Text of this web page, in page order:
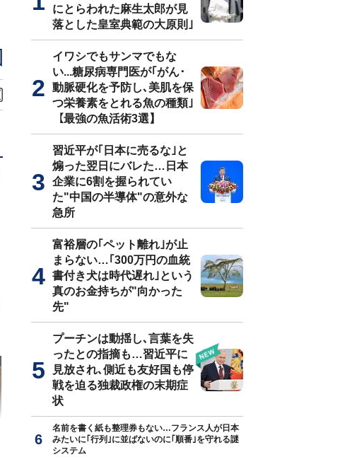
にとらわれた麻生太郎が見
落とした皇室典範の大原則｣
イワシでもサンマでもな
い...糖尿病専門医が｢がん･
動脈硬化を予防し､美肌を保
つ栄養素をとれる魚の種類｣
【最強の魚活術3選】
習近平が｢日本に売るな｣と
煽った翌日にバレた…日本
企業に6割を握られてい
た"中国の半導体"の意外な
急所
富裕層の｢ペット離れ｣が止
まらない…｢300万円の血統
書付き犬は時代遅れ｣という
真のお金持ちが"向かった
先"
プーチンは動揺し､言葉を失
ったとの指摘も…習近平に
見放され､側近も友好国も停
戦を迫る独裁政権の末期症
状
名前を書く紙も整理券もない…フランス人が日本
みたいに｢行列｣に並ばないのに｢順番｣を守れる謎
システム